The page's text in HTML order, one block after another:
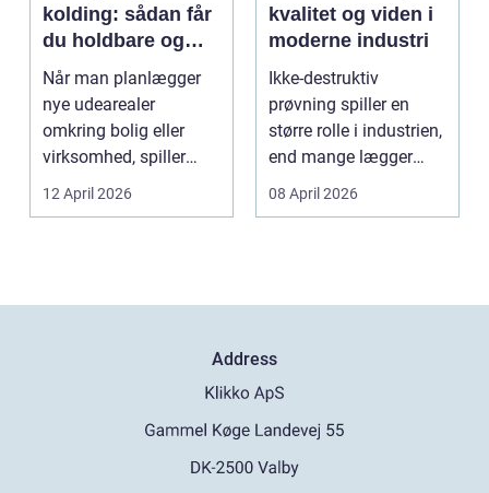
kolding: sådan får
du holdbare og
flotte udearealer
Når man planlægger
nye udearealer
omkring bolig eller
virksomhed, spiller
belægningen en helt
centra...
12 April 2026
kvalitet og viden i
moderne industri
Ikke-destruktiv
prøvning spiller en
større rolle i industrien,
end mange lægger
mærke til i hverdage...
08 April 2026
Address